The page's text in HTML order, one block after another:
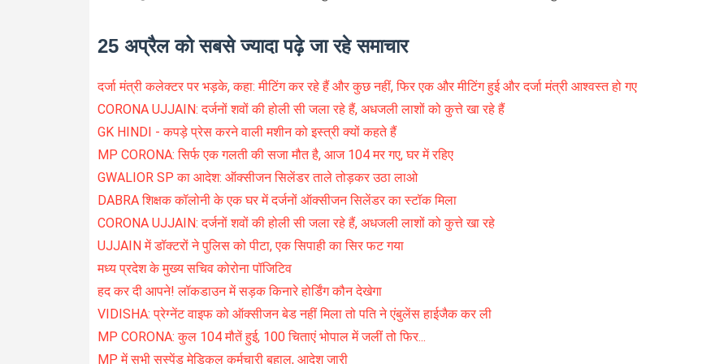
25 अप्रैल को सबसे ज्यादा पढ़े जा रहे समाचार
दर्जा मंत्री कलेक्टर पर भड़के, कहा: मीटिंग कर रहे हैं और कुछ नहीं, फिर एक और मीटिंग हुई और दर्जा मंत्री आश्वस्त हो गए
CORONA UJJAIN: दर्जनों शवों की होली सी जला रहे हैं, अधजली लाशों को कुत्ते खा रहे हैं
GK HINDI - कपड़े प्रेस करने वाली मशीन को इस्त्री क्यों कहते हैं
MP CORONA: सिर्फ एक गलती की सजा मौत है, आज 104 मर गए, घर में रहिए
GWALIOR SP का आदेश: ऑक्सीजन सिलेंडर ताले तोड़कर उठा लाओ
DABRA शिक्षक कॉलोनी के एक घर में दर्जनों ऑक्सीजन सिलेंडर का स्टॉक मिला
CORONA UJJAIN: दर्जनों शवों की होली सी जला रहे हैं, अधजली लाशों को कुत्ते खा रहे
UJJAIN में डॉक्टरों ने पुलिस को पीटा, एक सिपाही का सिर फट गया
मध्य प्रदेश के मुख्य सचिव कोरोना पॉजिटिव
हद कर दी आपने! लॉकडाउन में सड़क किनारे होर्डिंग कौन देखेगा
VIDISHA: प्रेग्नेंट वाइफ को ऑक्सीजन बेड नहीं मिला तो पति ने एंबुलेंस हाईजैक कर ली
MP CORONA: कुल 104 मौतें हुई, 100 चिताएं भोपाल में जलीं तो फिर...
MP में सभी सस्पेंड मेडिकल कर्मचारी बहाल, आदेश जारी